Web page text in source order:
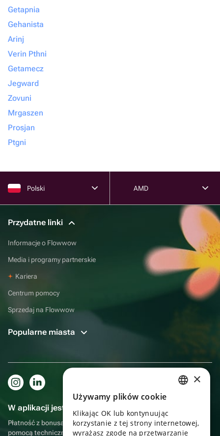
Getapnia
Gehanista
Arinj
Verin Pthni
Getamecz
Jegward
Zovuni
Mrgaszen
Prosjan
Ptgni
Polski AMD
Przydatne linki
Informacje o Flowwow
Media i programy partnerskie
Kariera
Centrum pomocy
Sprzedaj na Flowwow
Popularne miasta
W aplikacji jest to jeszcze wygodniejsze!
Płatność z bonusami, samodzielna dostawa, wygodny czat z
pomocą techniczną
UKRAINIAN
×
Używamy plików cookie
Klikając OK lub kontynuując
korzystanie z tej strony internetowej,
wyrażasz zgodę na przetwarzanie